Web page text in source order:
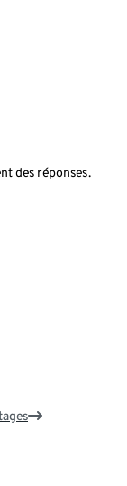
des réponses.